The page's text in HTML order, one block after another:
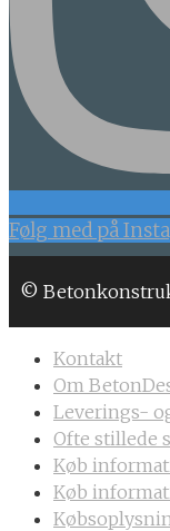
Følg med på
©
Kontakt
Om
Leverings-
Ofte stillede
Køb
Køb